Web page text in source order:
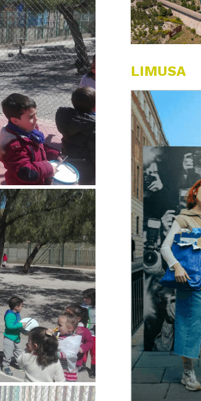
LIMUSA